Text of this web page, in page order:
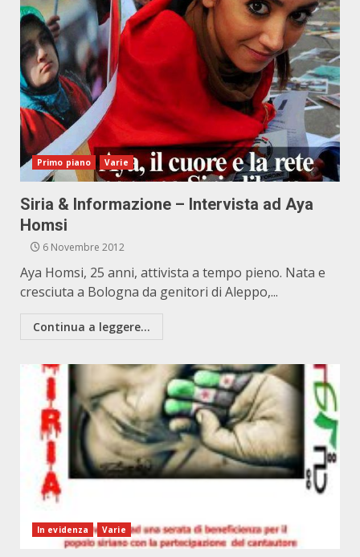
Primo piano Varie
Siria & Informazione – Intervista ad Aya
Homsi
6 Novembre 2012
Aya Homsi, 25 anni, attivista a tempo pieno. Nata e
cresciuta a Bologna da genitori di Aleppo,...
Continua a leggere...
In evidenza Varie